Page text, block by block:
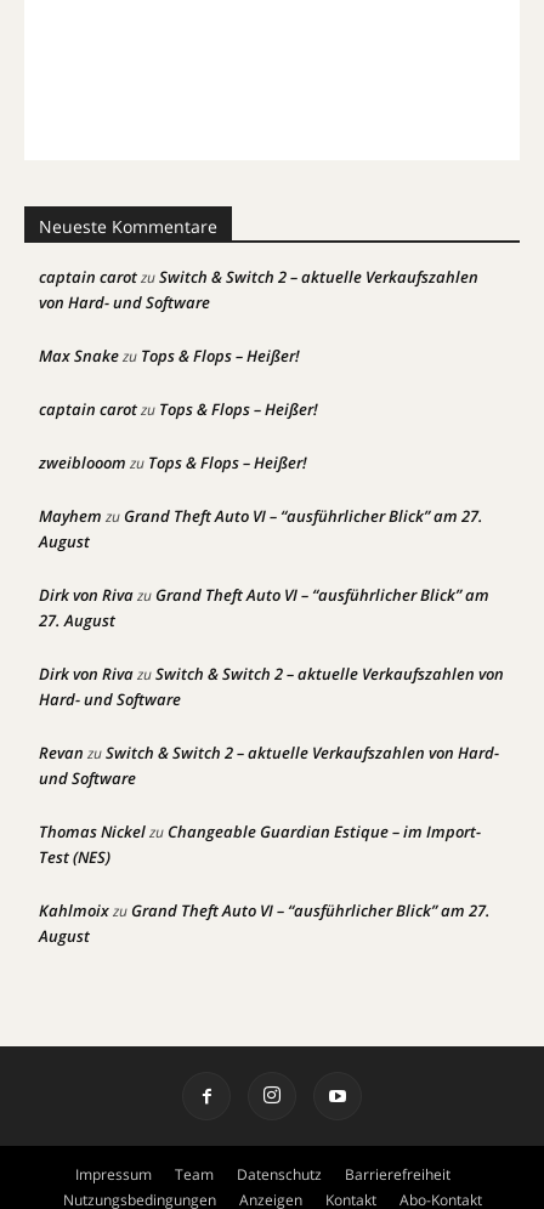
Neueste Kommentare
captain carotzuSwitch & Switch 2 – aktuelle Verkaufszahlen
von Hard- und Software
Max Snakezu Tops & Flops – Heißer!
captain carotzu Tops & Flops – Heißer!
zweiblooom zu Tops & Flops – Heißer!
Mayhem zuGrand Theft Auto VI – “ausführlicher Blick” am 27.
August
Dirk von RivazuGrand Theft Auto VI – “ausführlicher Blick” am
27. August
Dirk von RivazuSwitch & Switch 2 – aktuelle Verkaufszahlen von
Hard- und Software
Revan zuSwitch & Switch 2 – aktuelle Verkaufszahlen von Hard-
und Software
Thomas NickelzuChangeable Guardian Estique – im Import-
Test (NES)
KahlmoixzuGrand Theft Auto VI – “ausführlicher Blick” am 27.
August
Impressum Team Datenschutz
Barrierefreiheit
Nutzungsbedingungen
Anzeigen Kontakt Abo-Kontakt